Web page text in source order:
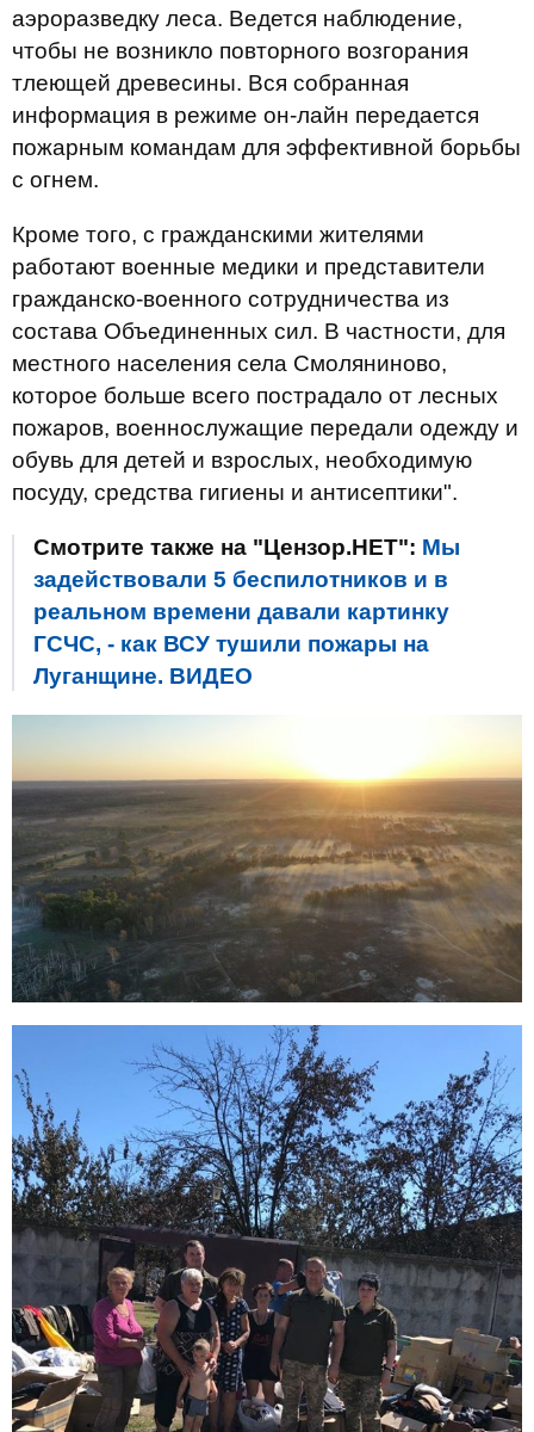
аэроразведку леса. Ведется наблюдение,
чтобы не возникло повторного возгорания
тлеющей древесины. Вся собранная
информация в режиме он-лайн передается
пожарным командам для эффективной борьбы
с огнем.
Кроме того, с гражданскими жителями
работают военные медики и представители
гражданско-военного сотрудничества из
состава Объединенных сил. В частности, для
местного населения села Смоляниново,
которое больше всего пострадало от лесных
пожаров, военнослужащие передали одежду и
обувь для детей и взрослых, необходимую
посуду, средства гигиены и антисептики".
Смотрите также на "Цензор.НЕТ": Мы
задействовали 5 беспилотников и в
реальном времени давали картинку
ГСЧС, - как ВСУ тушили пожары на
Луганщине. ВИДЕО